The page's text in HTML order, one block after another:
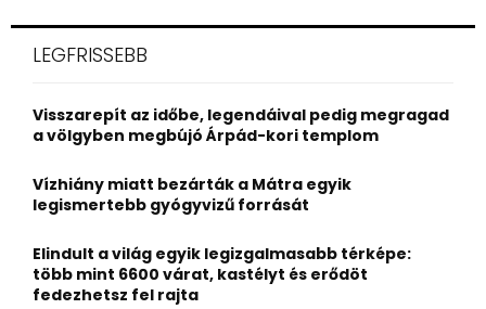
h
o
r
LEGFRISSEBB
Visszarepít az időbe, legendáival pedig megragad
a völgyben megbújó Árpád-kori templom
Vízhiány miatt bezárták a Mátra egyik
legismertebb gyógyvizű forrását
Elindult a világ egyik legizgalmasabb térképe:
több mint 6600 várat, kastélyt és erődöt
fedezhetsz fel rajta